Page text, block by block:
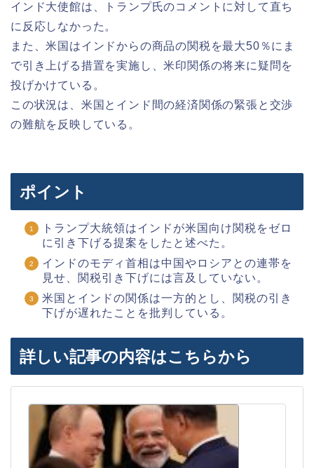
インド大使館は、トランプ氏のコメントに対して直ち
に反応しなかった。
また、米国はインドからの商品の関税を最大50％にま
で引き上げる措置を実施し、米印関係の将来に疑問を
投げかけている。
この状況は、米国とインド間の経済関係の緊張と交渉
の難航を反映している。
ポイント
トランプ大統領はインドが米国向け関税をゼロ
に引き下げる提案をしたと述べた。
インドのモディ首相は中国やロシアとの連帯を
見せ、関税引き下げには言及していない。
米国とインドの関係は一方的とし、関税の引き
下げが遅れたことを批判している。
詳しい記事の内容はこちらから